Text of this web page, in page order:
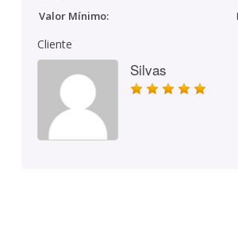
Valor Mínimo:
Cliente
Silvas